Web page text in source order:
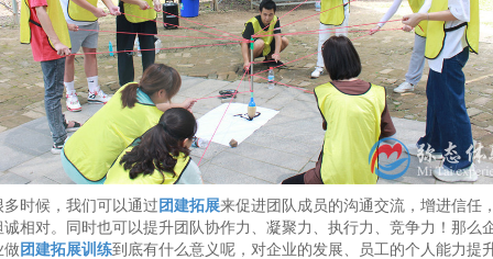
多时候，我们可以通过 团建拓展来促进团队成员的沟通交流，增进信任
诚相对。同时也可以提升团队协作力、凝聚力、执行力、竞争力！那么
做团建拓展训练到底有什么意义呢，对企业的发展、员工的个人能力提